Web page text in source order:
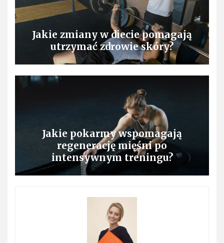
Jakie zmiany w diecie pomagają
utrzymać zdrowie skóry?
Jakie pokarmy wspomagają
regenerację mięśni po
intensywnym treningu?